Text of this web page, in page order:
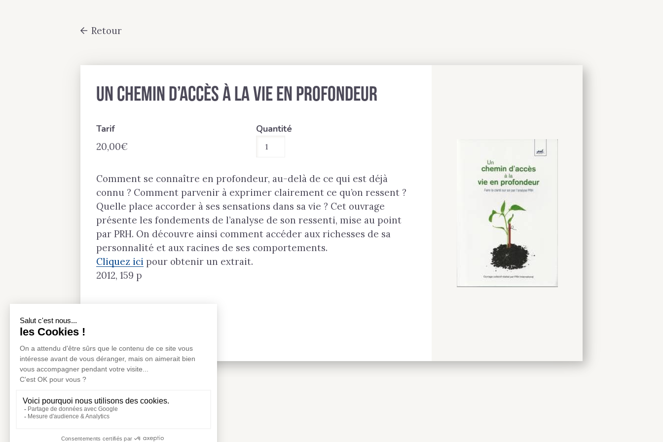
Retour
Un chemin d’accès à la vie en profondeur
Tarif
20,00€
Quantité
quantité
chemin
d’accès
à
la
vie
en
Comment se connaître en profondeur, au-delà de ce qui est déjà
connu ? Comment parvenir à exprimer clairement ce qu’on ressent ?
Quelle place accorder à ses sensations dans sa vie ? Cet ouvrage
présente les fondements de l’analyse de son ressenti, mise au point
par PRH. On découvre ainsi comment accéder aux richesses de sa
personnalité et aux racines de ses comportements.
Cliquez ici pour obtenir un extrait.
2012, 159 p